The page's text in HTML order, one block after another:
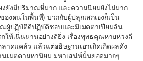
งยังมีปริมาณที่มาก และความนิยมยังไม่มาก
องคนในพื้นที่) บวกกับผู้ปลุกเสกเองก็เป็น
ผู้ปฏิบัติดีปฏิบัติชอบและมีเมตตาเปี่ยมล้น
ให้เนิ่นนานอย่างดียิ่ง เรื่องพุทธคุณหายห่วงดี
าดแคล้ว แล้วแต่อธิษฐานเอาเถิดเกิดผลดัง
เมตตามหานิยม มหาเสน่ห์นั้นยอดมากๆ